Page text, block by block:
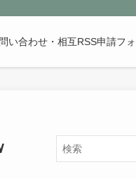
が苦手な人も魅了するまとめサイ
い合わせ・相互RSS申請フ